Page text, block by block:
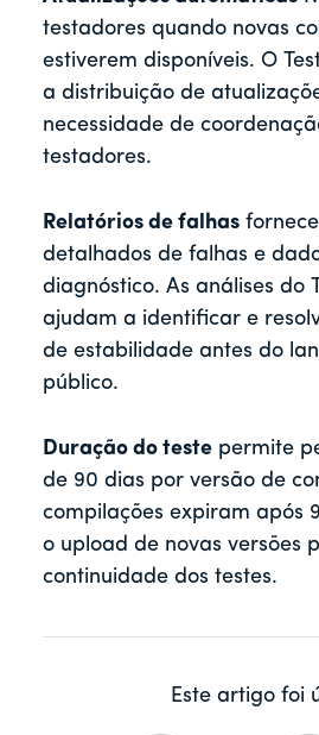
testadores quando novas
estiverem disponíveis. O
a distribuição de
necessidade de
testadores.
Relatórios de falhas
detalhados de falhas e
diagnóstico. As análises do
ajudam a identificar e
de estabilidade antes do
público.
Duração do teste permite
de 90 dias por versão de
compilações expiram após
o upload de novas versões
continuidade dos testes.
Este artigo foi